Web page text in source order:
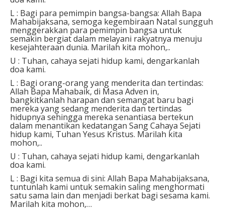
L : Bagi para pemimpin bangsa-bangsa: Allah Bapa
Mahabijaksana, semoga kegembiraan Natal sungguh
menggerakkan para pemimpin bangsa untuk
semakin bergiat dalam melayani rakyatnya menuju
kesejahteraan dunia. Marilah kita mohon,..
U : Tuhan, cahaya sejati hidup kami, dengarkanlah
doa kami.
L : Bagi orang-orang yang menderita dan tertindas:
Allah Bapa Mahabaik, di Masa Adven in,
bangkitkanlah harapan dan semangat baru bagi
mereka yang sedang menderita dan tertindas
hidupnya sehingga mereka senantiasa bertekun
dalam menantikan kedatangan Sang Cahaya Sejati
hidup kami, Tuhan Yesus Kristus. Marilah kita
mohon,..
U : Tuhan, cahaya sejati hidup kami, dengarkanlah
doa kami.
L : Bagi kita semua di sini: Allah Bapa Mahabijaksana,
tuntunlah kami untuk semakin saling menghormati
satu sama lain dan menjadi berkat bagi sesama kami.
Marilah kita mohon,…